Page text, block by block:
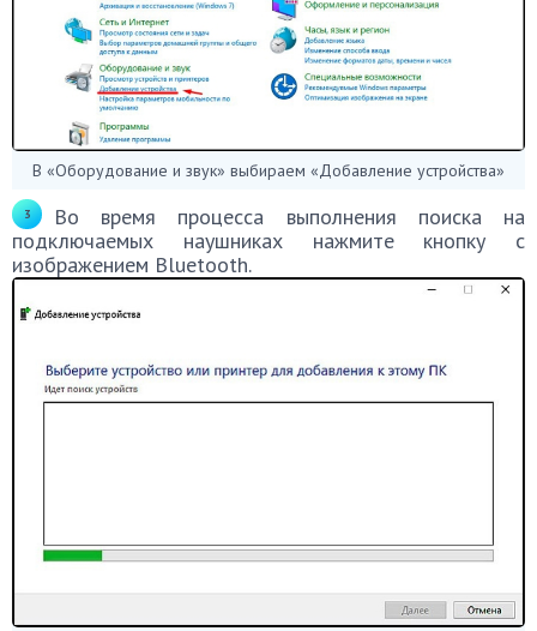
В «Оборудование и звук» выбираем «Добавление устройства»
Во время процесса выполнения поиска на
подключаемых наушниках нажмите кнопку с
изображением Bluetooth.